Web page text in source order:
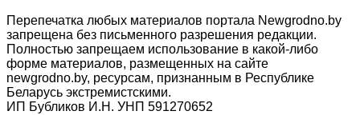
Перепечатка любых материалов портала Newgrodno.by
запрещена без письменного разрешения редакции.
Полностью запрещаем использование в какой-либо
форме материалов, размещенных на сайте
newgrodno.by, ресурсам, признанным в Республике
Беларусь экстремистскими.
ИП Бубликов И.Н. УНП 591270652